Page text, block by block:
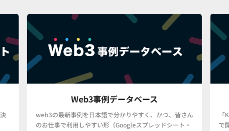
Web3事例データベース
web3の最新事例を日本語で分かりやすく、かつ、皆さん
のお仕事で利用しやすい形（Googleスプレッドシート・
で